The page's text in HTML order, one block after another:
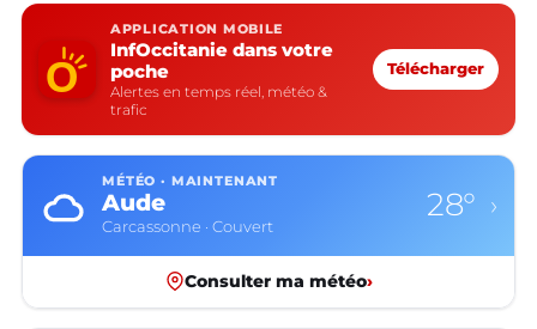
APPLICATION MOBILE
InfOccitanie dans votre
poche
Alertes en temps réel, météo &
trafic
Télécharger
MÉTÉO · MAINTENANT
Aude
Carcassonne · Couvert
28° ›
Consulter ma météo›